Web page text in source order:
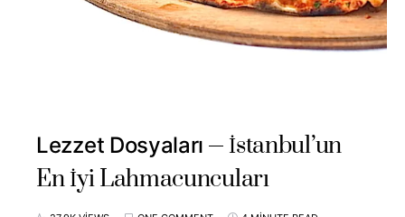
Lezzet Dosyaları
İstanbul’un
En İyi Lahmacuncuları